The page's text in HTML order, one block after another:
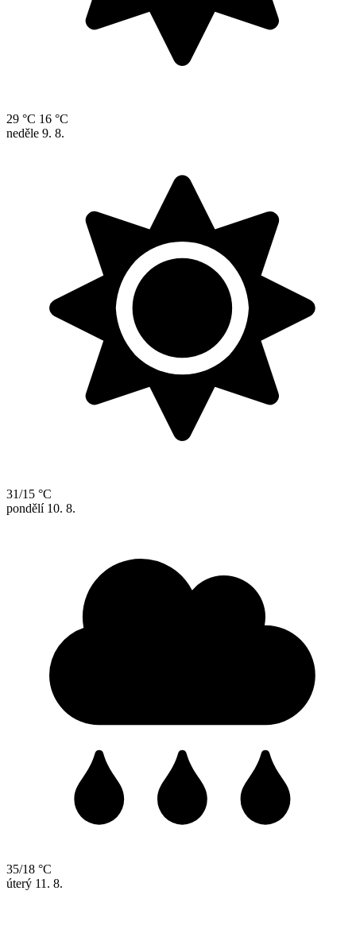
29 °C 16 °C
neděle 9. 8.
31/15 °C
pondělí 10. 8.
35/18 °C
úterý 11. 8.